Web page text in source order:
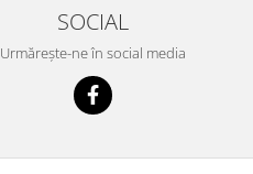
SOCIAL
Urmărește-ne în social media